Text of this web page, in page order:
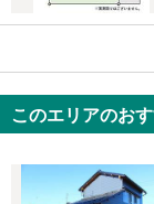
このエリアのお